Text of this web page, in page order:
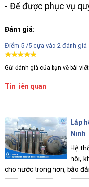
- Để được phục vụ
Đánh giá:
Điểm 5 /5 dựa vào 2 đánh giá
Gửi đánh giá của bạn về bài
Tin liên quan
Lắp
Ninh
Hệ
hôi,
cho nước trong hơn, bảo